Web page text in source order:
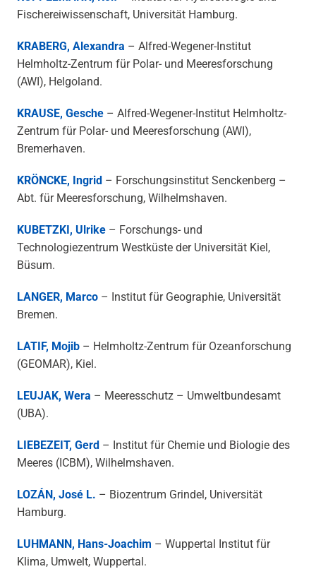
Fischereiwissenschaft, Universität Hamburg.
KRABERG, Alexandra – Alfred-Wegener-Institut
Helmholtz-Zentrum für Polar- und Meeresforschung
(AWI), Helgoland.
KRAUSE, Gesche – Alfred-Wegener-Institut Helmholtz-
Zentrum für Polar- und Meeresforschung (AWI),
Bremerhaven.
KRÖNCKE, Ingrid – Forschungsinstitut Senckenberg –
Abt. für Meeresforschung, Wilhelmshaven.
KUBETZKI, Ulrike – Forschungs- und
Technologiezentrum Westküste der Universität Kiel,
Büsum.
LANGER, Marco – Institut für Geographie, Universität
Bremen.
LATIF, Mojib – Helmholtz-Zentrum für Ozeanforschung
(GEOMAR), Kiel.
LEUJAK, Wera – Meeresschutz – Umweltbundesamt
(UBA).
LIEBEZEIT, Gerd – Institut für Chemie und Biologie des
Meeres (ICBM), Wilhelmshaven.
LOZÁN, José L. – Biozentrum Grindel, Universität
Hamburg.
LUHMANN, Hans-Joachim – Wuppertal Institut für
Klima, Umwelt, Wuppertal.